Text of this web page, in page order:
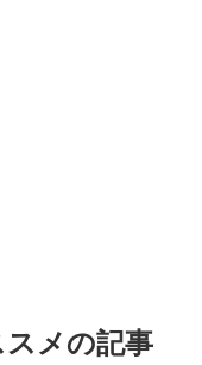
メの記事